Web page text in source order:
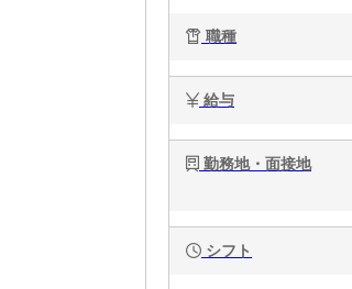
職種
給与
勤務地・面接地
シフト